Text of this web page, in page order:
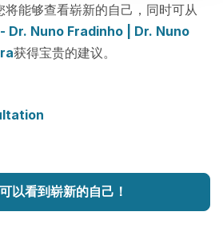
能够查看崭新的自己，同时可从
Dr. Nuno Fradinho | Dr. Nuno
获得宝贵的建议。
以看到崭新的自己！